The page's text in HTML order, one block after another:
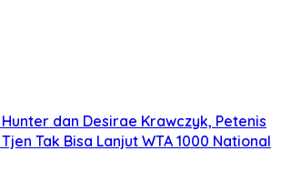
dan Desirae Krawczyk, Petenis
Tak Bisa Lanjut WTA 1000 National